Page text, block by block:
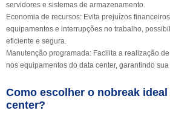
servidores e sistemas de armazenamento.
Economia de recursos: Evita prejuízos
equipamentos e interrupções no trabalho,
eficiente e segura.
Manutenção programada: Facilita a realização
nos equipamentos do data center, garantindo
Como escolher o nobreak
center?